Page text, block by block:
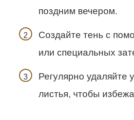
поздним вечером.
Создайте тень с
или специальных
Регулярно удаляйте
листья, чтобы